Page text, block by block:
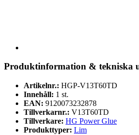
Produktinformation & tekniska
Artikelnr.: HGP-V13T60TD
Innehåll: 1 st.
EAN: 9120073232878
Tillverkarnr.: V13T60TD
Tillverkare: HG Power Glue
Produkttyper: Lim